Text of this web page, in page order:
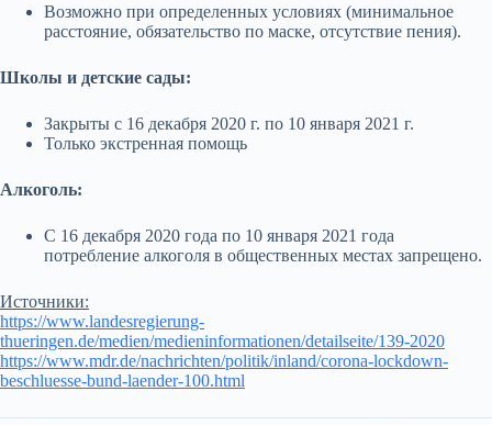
Возможно при определенных условиях (минимальное
расстояние, обязательство по маске, отсутствие пения).
Школы и детские сады:
Закрыты с 16 декабря 2020 г. по 10 января 2021 г.
Только экстренная помощь
Алкоголь:
С 16 декабря 2020 года по 10 января 2021 года
потребление алкоголя в общественных местах запрещено.
Источники:
https://www.landesregierung-
thueringen.de/medien/medieninformationen/detailseite/139-2020
https://www.mdr.de/nachrichten/politik/inland/corona-lockdown-
beschluesse-bund-laender-100.html